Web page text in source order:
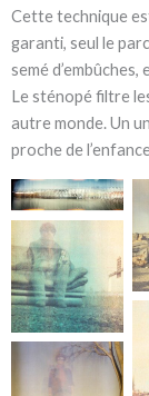
Cette technique
garanti, seul le
semé d’embûches,
Le sténopé filtre
autre monde. Un
proche de